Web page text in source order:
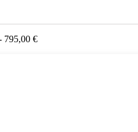
795,00 €